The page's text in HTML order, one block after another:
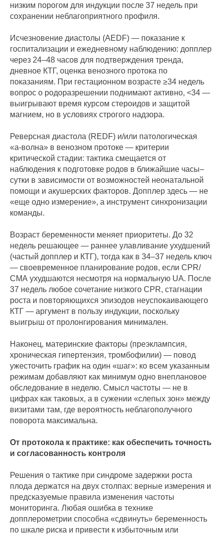
низким порогом для индукции после 37 недель при
сохранении неблагоприятного профиля.
Исчезновение диастолы (AEDF) — показание к
госпитализации и ежедневному наблюдению: допплер
через 24–48 часов для подтверждения тренда,
дневное КТГ, оценка венозного протока по
показаниям. При гестационном возрасте ≥34 недель
вопрос о родоразрешении поднимают активно, <34 —
выигрывают время курсом стероидов и защитой
магнием, но в условиях строгого надзора.
Реверсная диастола (REDF) и/или патологическая
«а‑волна» в венозном протоке — критерии
критической стадии: тактика смещается от
наблюдения к подготовке родов в ближайшие часы–
сутки в зависимости от возможностей неонатальной
помощи и акушерских факторов. Допплер здесь — не
«еще одно измерение», а инструмент синхронизации
команды.
Возраст беременности меняет приоритеты. До 32
недель решающее — раннее улавливание ухудшений
(частый допплер и КТГ), тогда как в 34–37 недель ключ
— своевременное планирование родов, если CPR/
СМА ухудшаются несмотря на нормальную UA. После
37 недель любое сочетание низкого CPR, стагнации
роста и повторяющихся эпизодов неуспокаивающего
КТГ — аргумент в пользу индукции, поскольку
выигрыш от пролонгирования минимален.
Наконец, материнские факторы (преэклампсия,
хроническая гипертензия, тромбофилии) — повод
ужесточить график на один «шаг»: ко всем указанным
режимам добавляют как минимум одно внеплановое
обследование в неделю. Смысл частоты — не в
цифрах как таковых, а в сужении «слепых зон» между
визитами там, где вероятность неблагополучного
поворота максимальна.
От протокола к практике: как обеспечить точность
и согласованность контроля
Решения о тактике при синдроме задержки роста
плода держатся на двух столпах: верные измерения и
предсказуемые правила изменения частоты
мониторинга. Любая ошибка в технике
допплерометрии способна «сдвинуть» беременность
по шкале риска и привести к избыточным или